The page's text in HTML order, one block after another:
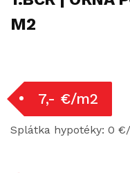
M2
7,- €/m2
Splátka hypotéky: 0